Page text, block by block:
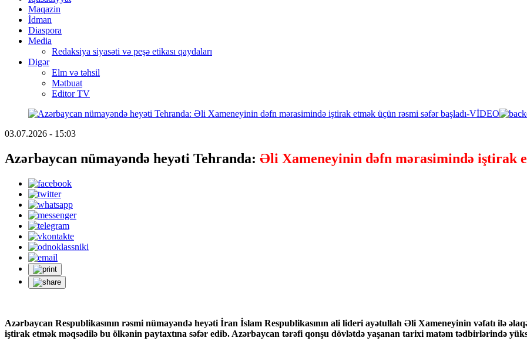
Maqazin
İdman
Diaspora
Media
Redaksiya siyasəti və peşə etikası qaydaları
Digər
Elm və təhsil
Mətbuat
Editor TV
03.07.2026 - 15:03
Azərbaycan nümayəndə heyəti Tehranda: Əli Xameneyinin dəfn mərasimində iştirak
Azərbaycan Respublikasının rəsmi nümayəndə heyəti İran İslam Respublikasının ali lideri ayətullah Əli Xameneyinin vəfatı ilə
iştirak etmək məqsədilə bu ölkənin paytaxtına səfər edib. Azərbaycan tərəfi qonşu dövlətdə yaşanan tarixi matəm tədbirlərində